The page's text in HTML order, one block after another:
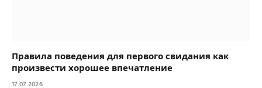
Правила поведения для первого свидания как
произвести хорошее впечатление
17.07.2026